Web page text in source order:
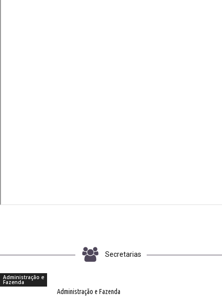
Secretarias
Administração e
Fazenda
Administração e Fazenda